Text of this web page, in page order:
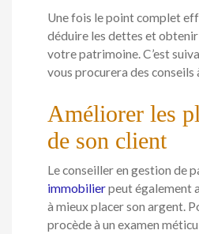
Une fois le point complet
déduire les dettes et
votre patrimoine. C’est
vous procurera des conseils
Améliorer les
de son client
Le conseiller en gestion de
immobilierpeut également
à mieux placer son argent.
procède à un examen